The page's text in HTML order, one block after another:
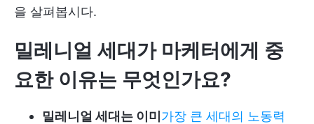
을 살펴봅시다.
밀레니얼 세대가 마케터에게 중
요한 이유는 무엇인가요?
밀레니얼 세대는 이미 가장 큰 세대의 노동력